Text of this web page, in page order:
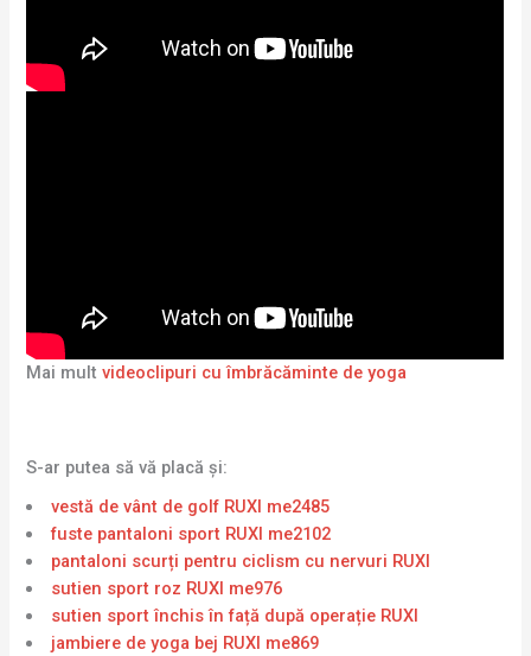
Mai multvideoclipuri cu îmbrăcăminte de yoga
S-ar putea să vă placă și:
vestă de vânt de golf RUXI me2485
fuste pantaloni sport RUXI me2102
pantaloni scurți pentru ciclism cu nervuri RUXI
sutien sport roz RUXI me976
sutien sport închis în față după operație RUXI
jambiere de yoga bej RUXI me869